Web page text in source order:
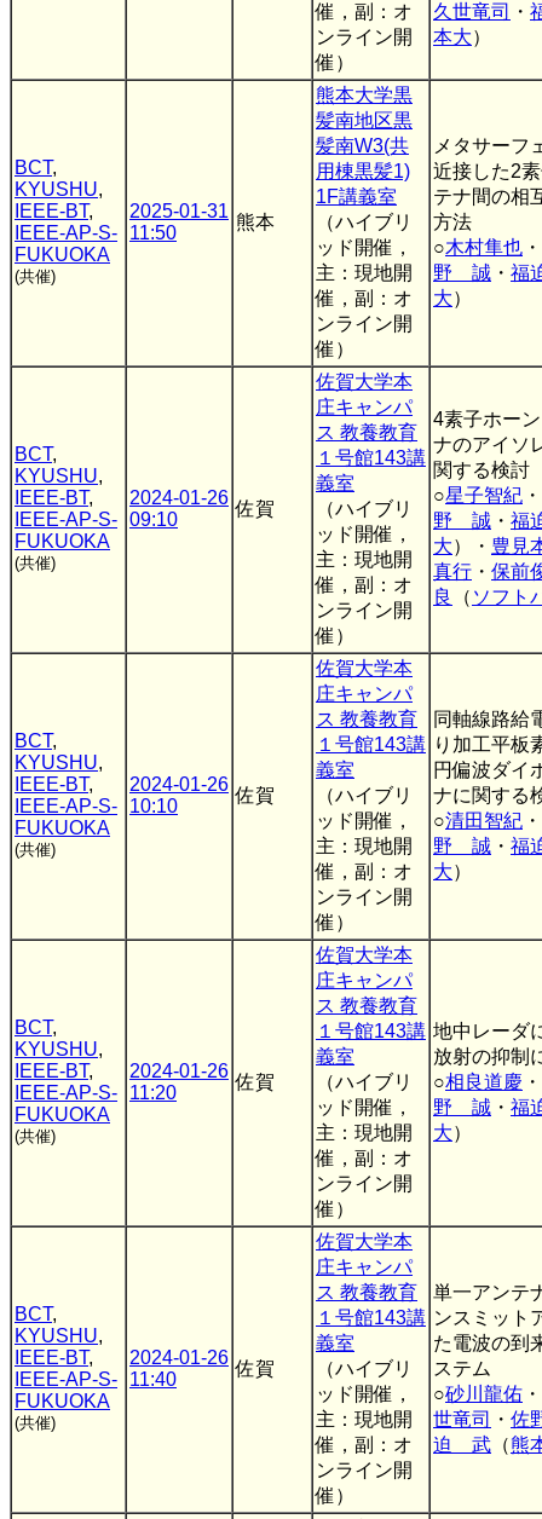
催，副：オ
ンライン開
催）
久世竜司
・
本大）
BCT,
KYUSHU,
IEEE-BT,
IEEE-AP-S-
FUKUOKA
(共催)
2025-01-31
11:50
熊本
熊本大学黒
髪南地区黒
髪南W3(共
用棟黒髪1)
1F講義室
（ハイブリ
ッド開催，
主：現地開
催，副：オ
ンライン開
催）
メタサーフ
近接した2
テナ間の相
方法
○木村隼也 ・
野 誠 ・ 福
大）
BCT,
KYUSHU,
IEEE-BT,
IEEE-AP-S-
FUKUOKA
(共催)
2024-01-26
09:10
佐賀
佐賀大学本
庄キャンパ
ス 教養教育
１号館143講
義室
（ハイブリ
ッド開催，
主：現地開
催，副：オ
ンライン開
催）
4素子ホー
ナのアイソ
関する検討
○星子智紀 ・
野 誠 ・ 福
大）・ 豊見
真行 ・ 保前
良
（ ソフト
BCT,
KYUSHU,
IEEE-BT,
IEEE-AP-S-
FUKUOKA
(共催)
2024-01-26
10:10
佐賀
佐賀大学本
庄キャンパ
ス 教養教育
１号館143講
義室
（ハイブリ
ッド開催，
主：現地開
催，副：オ
ンライン開
催）
同軸線路給
り加工平板
円偏波ダイ
ナに関する
○清田智紀 ・
野 誠 ・ 福
大）
BCT,
KYUSHU,
IEEE-BT,
IEEE-AP-S-
FUKUOKA
(共催)
2024-01-26
11:20
佐賀
佐賀大学本
庄キャンパ
ス 教養教育
１号館143講
義室
（ハイブリ
ッド開催，
主：現地開
催，副：オ
ンライン開
催）
地中レーダ
放射の抑制
○相良道慶 ・
野 誠 ・ 福
大）
BCT,
KYUSHU,
IEEE-BT,
IEEE-AP-S-
FUKUOKA
(共催)
2024-01-26
11:40
佐賀
佐賀大学本
庄キャンパ
ス 教養教育
１号館143講
義室
（ハイブリ
ッド開催，
主：現地開
催，副：オ
ンライン開
催）
単一アンテ
ンスミット
た電波の到
ステム
○砂川龍佑 ・
世竜司
・ 佐
迫 武 （熊